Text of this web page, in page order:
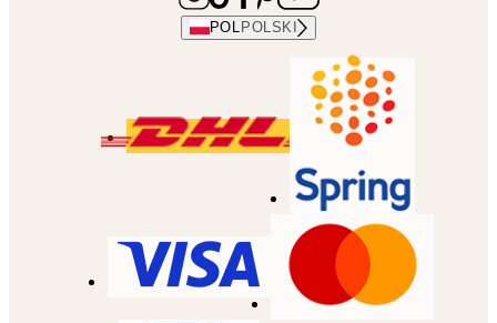
POL POLSKI